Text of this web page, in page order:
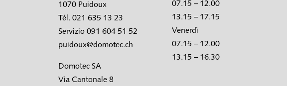
1070 Puidoux
Tél. 021 635 13 23
Servizio 091 604 51 52
puidoux@domotec.ch
Domotec SA
Via Cantonale 8
07.15 – 12.00
13.15 – 17.15
Venerdì
07.15 – 12.00
13.15 – 16.30